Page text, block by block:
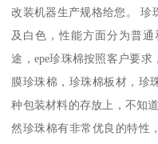
改装机器生产规格给您。 珍
及白色，性能方面分为普
途，epe珍珠棉按照客户要
膜珍珠棉，珍珠棉板材，珍
种包装材料的存放上，不知
然珍珠棉有非常优良的特性